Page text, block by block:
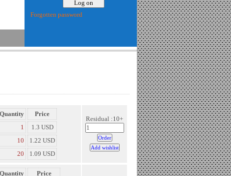
Forgotten password
Quantity
Price
1
1.3 USD
10
1.22 USD
20
1.09 USD
Residual :10+
Quantity
Price